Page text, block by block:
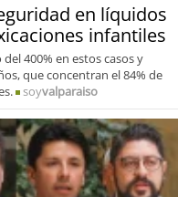
en líquidos
infantiles
400% en estos casos y
que concentran el 84% de
soyvalparaiso